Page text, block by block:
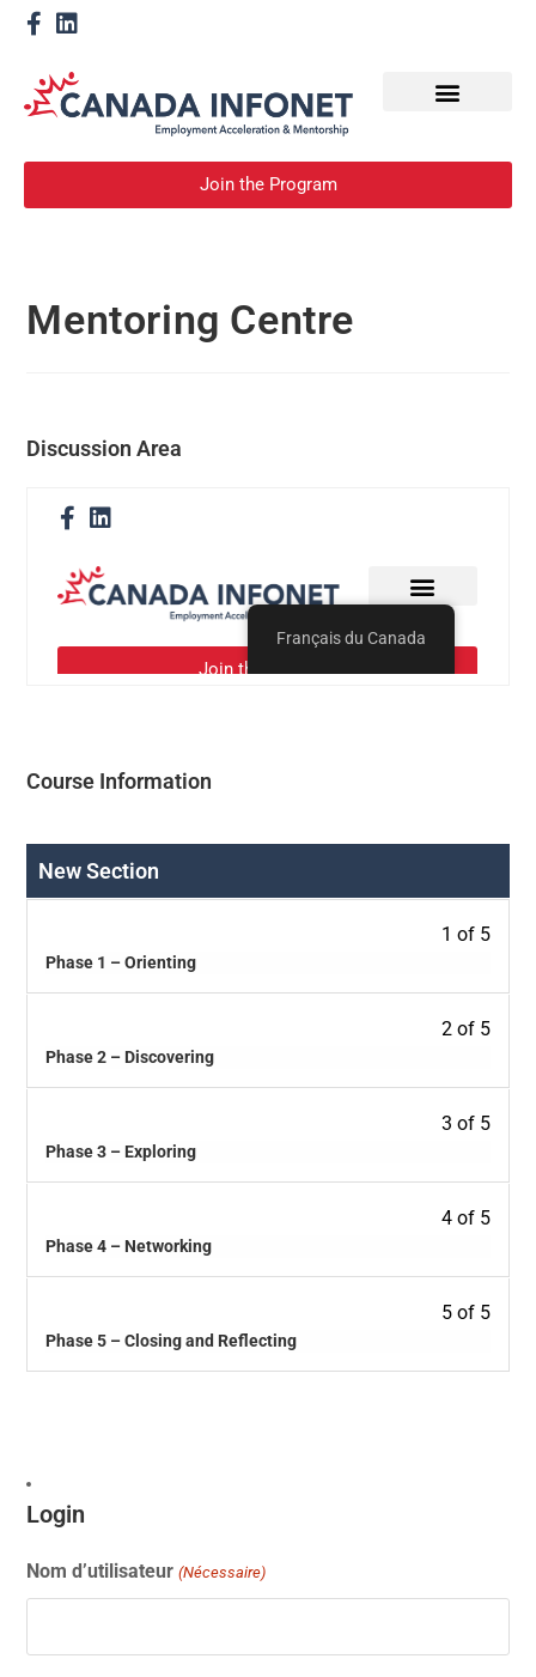
Join the Program
Mentoring Centre
Discussion Area
Course Information
New Section
1 of 5
Phase 1 – Orienting
2 of 5
Phase 2 – Discovering
3 of 5
Phase 3 – Exploring
4 of 5
Phase 4 – Networking
5 of 5
Phase 5 – Closing and Reflecting
Login
Nom d’utilisateur (Nécessaire)